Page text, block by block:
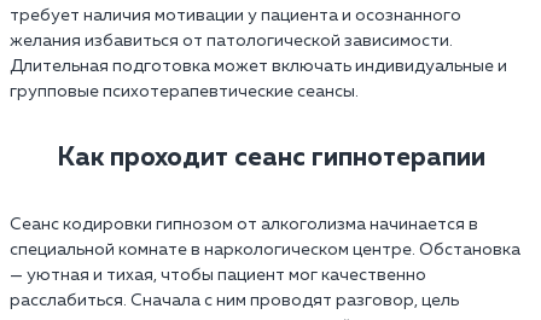
требует наличия мотивации у пациента и осознанного
желания избавиться от патологической зависимости.
Длительная подготовка может включать индивидуальные и
групповые психотерапевтические сеансы.
Как проходит сеанс гипнотерапии
Сеанс кодировки гипнозом от алкоголизма начинается в
специальной комнате в наркологическом центре. Обстановка
— уютная и тихая, чтобы пациент мог качественно
расслабиться. Сначала с ним проводят разговор, цель